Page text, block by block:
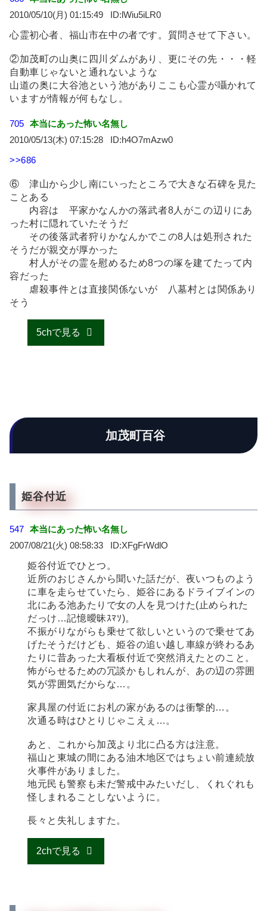
2010/05/10(月) 01:15:49
lWiu5iLR0
心霊初心者、福山市在中の者です。質問させて下さい。
②加茂町の山奥に四川ダムがあり、更にその先・・・軽
自動車じゃないと通れないような
山道の奥に大谷池という池がありここも心霊が囁かれて
いますが情報が何もなし。
705 本当にあった怖い名無し
2010/05/13(木) 07:15:28
h4O7mAzw0
>>686
⑥ 津山から少し南にいったところで大きな石碑を見た
ことある
内容は 平家かなんかの落武者8人がこの辺りにあ
った村に隠れていたそうだ
その後落武者狩りかなんかでこの8人は処刑された
そうだが親交が厚かった
村人がその霊を慰めるため8つの塚を建てたって内
容だった
虐殺事件とは直接関係ないが 八墓村とは関係あり
そう
5chで見る
加茂町百谷
姫谷付近
547 本当にあった怖い名無し
2007/08/21(火) 08:58:33
XFgFrWdlO
姫谷付近でひとつ。
近所のおじさんから聞いた話だが、夜いつものよう
に車を走らせていたら、姫谷にあるドライブインの
北にある池あたりで女の人を見つけた(止められた
だっけ…記憶曖昧ｽﾏｿ)。
不振がりながらも乗せて欲しいというので乗せてあ
げたそうだけども、姫谷の追い越し車線が終わるあ
たりに昔あった大看板付近で突然消えたとのこと。
怖がらせるための冗談かもしれんが、あの辺の雰囲
気が雰囲気だからな…。
家具屋の付近にお札の家があるのは衝撃的…。
次通る時はひとりじゃこえぇ…。
あと、これから加茂より北に凸る方は注意。
福山と東城の間にある油木地区ではちょい前連続放
火事件がありました。
地元民も警察も未だ警戒中みたいだし、くれぐれも
怪しまれることしないように。
長々と失礼しますた。
2chで見る